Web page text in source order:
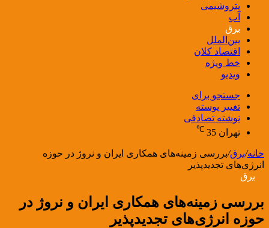
پتروشیمی
آب
برق
بین‌الملل
اقتصاد کلان
خط ویژه
ویدیو
جستجو برای
تغییر پوسته
نوشته تصادفی
تهران 35
℃
خانه/برق/بررسی زمینه‌های همکاری ایران و نروژ در حوزه
انرژی‌های تجدیدپذیر
برق
بررسی زمینه‌های همکاری ایران و نروژ در
حوزه انرژی‌های تجدیدپذیر